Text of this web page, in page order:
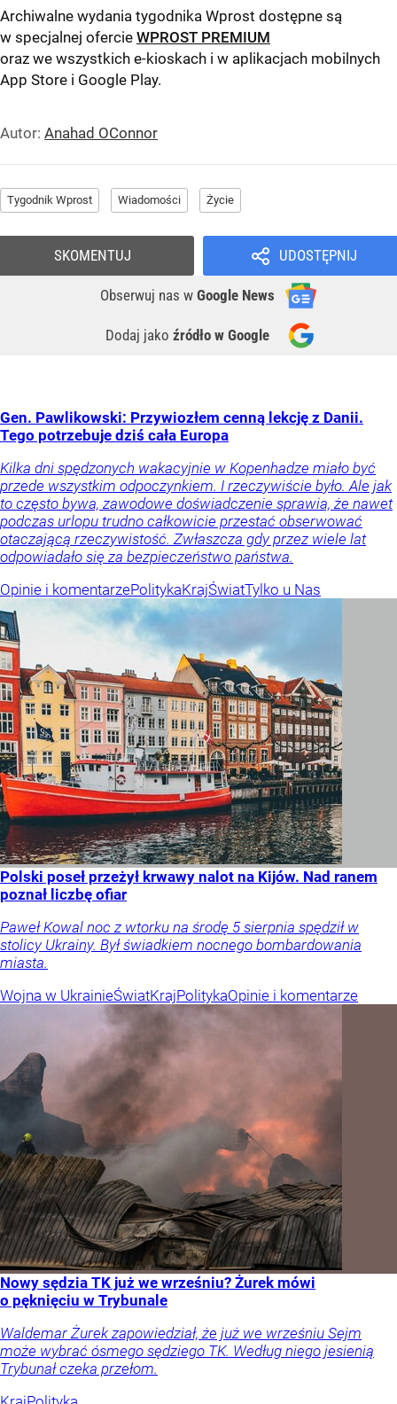
Archiwalne wydania tygodnika Wprost dostępne są
w specjalnej ofercie WPROST PREMIUM
oraz we wszystkich e-kioskach i w aplikacjach mobilnych
App Store i Google Play.
Autor: Anahad OConnor
Tygodnik Wprost Wiadomości Życie
UDOSTĘPNIJ
Obserwuj nas w Google News
Dodaj jako źródło w Google
SKOMENTUJ
Gen. Pawlikowski: Przywiozłem cenną lekcję z Danii.
Tego potrzebuje dziś cała Europa
Kilka dni spędzonych wakacyjnie w Kopenhadze miało być
przede wszystkim odpoczynkiem. I rzeczywiście było. Ale jak
to często bywa, zawodowe doświadczenie sprawia, że nawet
podczas urlopu trudno całkowicie przestać obserwować
otaczającą rzeczywistość. Zwłaszcza gdy przez wiele lat
odpowiadało się za bezpieczeństwo państwa.
Opinie i komentarzePolitykaKrajŚwiatTylko u Nas
Polski poseł przeżył krwawy nalot na Kijów. Nad ranem
poznał liczbę ofiar
Paweł Kowal noc z wtorku na środę 5 sierpnia spędził w
stolicy Ukrainy. Był świadkiem nocnego bombardowania
miasta.
Wojna w UkrainieŚwiatKrajPolitykaOpinie i komentarze
Nowy sędzia TK już we wrześniu? Żurek mówi
o pęknięciu w Trybunale
Waldemar Żurek zapowiedział, że już we wrześniu Sejm
może wybrać ósmego sędziego TK. Według niego jesienią
Trybunał czeka przełom.